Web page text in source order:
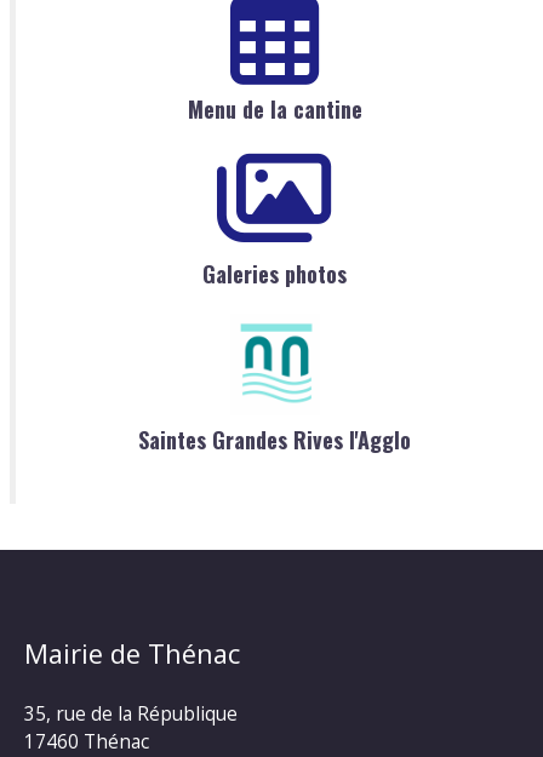
Menu de la cantine
Galeries photos
Saintes Grandes Rives l'Agglo
Mairie de Thénac
35, rue de la République
17460 Thénac